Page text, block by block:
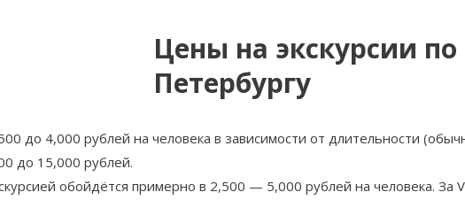
Цены на экскурсии по
Петербургу
до 4,000 рублей на человека в зависимости от длительности
до 15,000 рублей.
обойдётся примерно в 2,500 — 5,000 рублей на человека. За